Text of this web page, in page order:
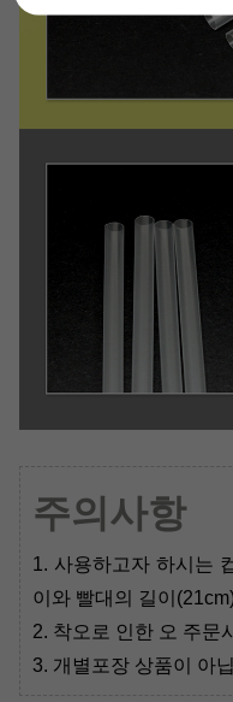
주의사항
1. 사용하고자 하시는
이와 빨대의 길이
2. 착오로 인한 오 주문
3. 개별포장 상품이 아